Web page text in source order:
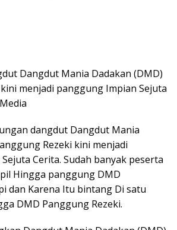
Dangdut Mania Dadakan (DMD)
menjadi panggung Impian Sejuta
dangdut Dangdut Mania
Rezeki kini menjadi
Cerita. Sudah banyak peserta
Hingga panggung DMD
dan Karena Itu bintang Di satu
DMD Panggung Rezeki.